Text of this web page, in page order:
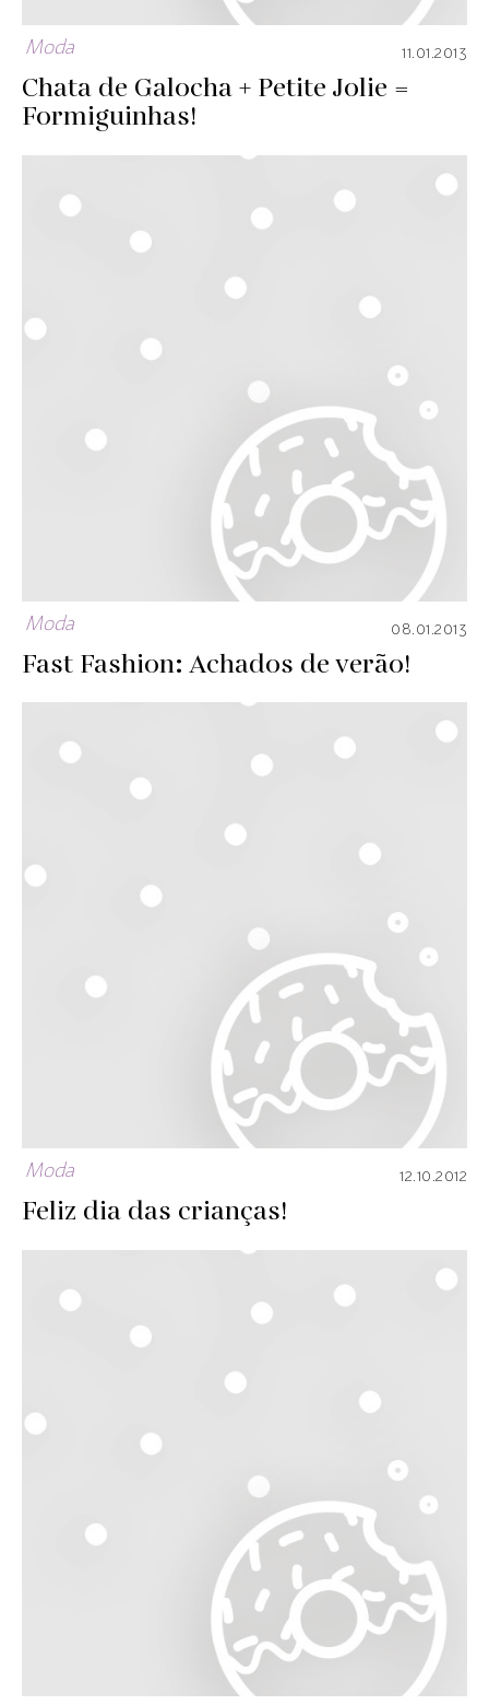
Moda 11.01.2013
Chata de Galocha + Petite Jolie =
Formiguinhas!
Moda 08.01.2013
Fast Fashion: Achados de verão!
Moda 12.10.2012
Feliz dia das crianças!